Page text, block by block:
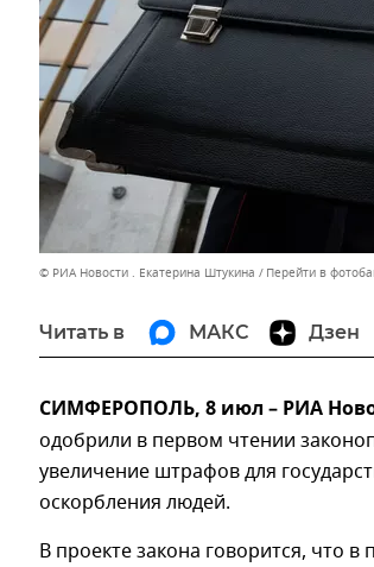
© РИА Новости . Екатерина Штукина Перейти в
Читать в МАКС Дзен
СИМФЕРОПОЛЬ, 8 июл – РИА
одобрили в первом чтении
увеличение штрафов для
оскорбления людей.
В проекте закона говорится, что